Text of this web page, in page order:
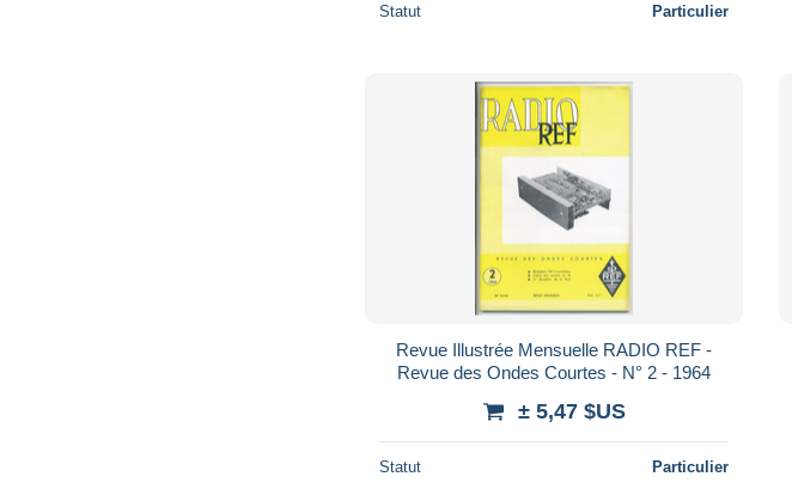
Statut Particulier
Revue Illustrée Mensuelle RADIO REF -
Revue des Ondes Courtes - N° 2 - 1964
± 5,47 $US
Statut Particulier